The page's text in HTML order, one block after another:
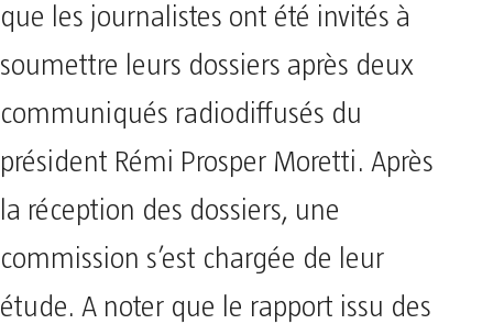
que les journalistes ont été invités à
soumettre leurs dossiers après deux
communiqués radiodiffusés du
président Rémi Prosper Moretti. Après
la réception des dossiers, une
commission s’est chargée de leur
étude. A noter que le rapport issu des